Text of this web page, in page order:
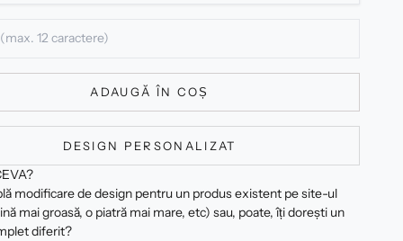
ADAUGĂ ÎN COȘ
DESIGN PERSONALIZAT
modificare de design pentru un produs existent pe site-ul
mai groasă, o piatră mai mare, etc) sau, poate, îți dorești un
diferit?